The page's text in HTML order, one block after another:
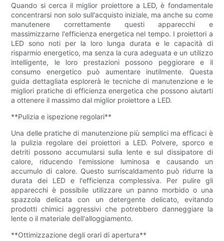
Quando si cerca il miglior proiettore a LED, è fondamentale
concentrarsi non solo sull'acquisto iniziale, ma anche su come
manutenere correttamente questi apparecchi e
massimizzarne l'efficienza energetica nel tempo. I proiettori a
LED sono noti per la loro lunga durata e le capacità di
risparmio energetico, ma senza la cura adeguata e un utilizzo
intelligente, le loro prestazioni possono peggiorare e il
consumo energetico può aumentare inutilmente. Questa
guida dettagliata esplorerà le tecniche di manutenzione e le
migliori pratiche di efficienza energetica che possono aiutarti
a ottenere il massimo dal miglior proiettore a LED.
**Pulizia e ispezione regolari**
Una delle pratiche di manutenzione più semplici ma efficaci è
la pulizia regolare dei proiettori a LED. Polvere, sporco e
detriti possono accumularsi sulla lente e sul dissipatore di
calore, riducendo l'emissione luminosa e causando un
accumulo di calore. Questo surriscaldamento può ridurre la
durata dei LED e l'efficienza complessiva. Per pulire gli
apparecchi è possibile utilizzare un panno morbido o una
spazzola delicata con un detergente delicato, evitando
prodotti chimici aggressivi che potrebbero danneggiare la
lente o il materiale dell'alloggiamento.
**Ottimizzazione degli orari di apertura**